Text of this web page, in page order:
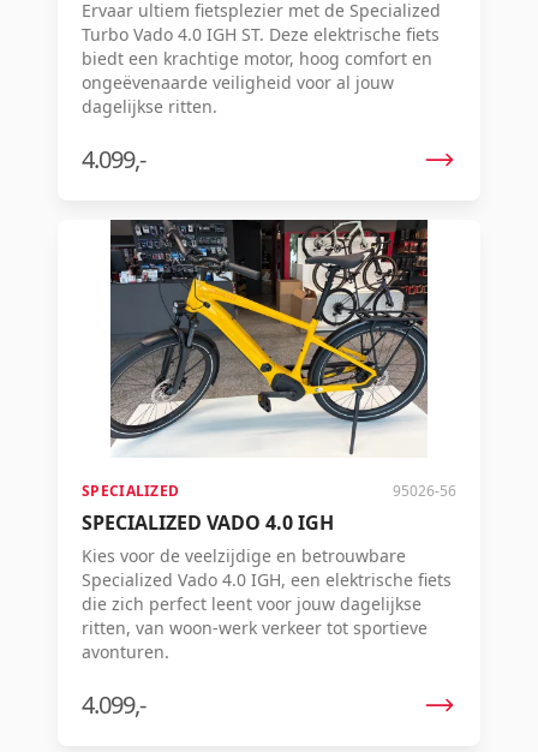
Ervaar ultiem fietsplezier met de Specialized
Turbo Vado 4.0 IGH ST. Deze elektrische fiets
biedt een krachtige motor, hoog comfort en
ongeëvenaarde veiligheid voor al jouw
dagelijkse ritten.
4.099,-
SPECIALIZED 95026-56
SPECIALIZED VADO 4.0 IGH
Kies voor de veelzijdige en betrouwbare
Specialized Vado 4.0 IGH, een elektrische fiets
die zich perfect leent voor jouw dagelijkse
ritten, van woon-werk verkeer tot sportieve
avonturen.
4.099,-